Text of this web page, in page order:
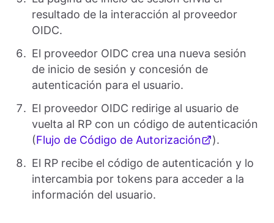
resultado de la interacción al proveedor
OIDC.
El proveedor OIDC crea una nueva sesión
de inicio de sesión y concesión de
autenticación para el usuario.
El proveedor OIDC redirige al usuario de
vuelta al RP con un código de autenticación
(Flujo de Código de Autorización
).
El RP recibe el código de autenticación y lo
intercambia por tokens para acceder a la
información del usuario.